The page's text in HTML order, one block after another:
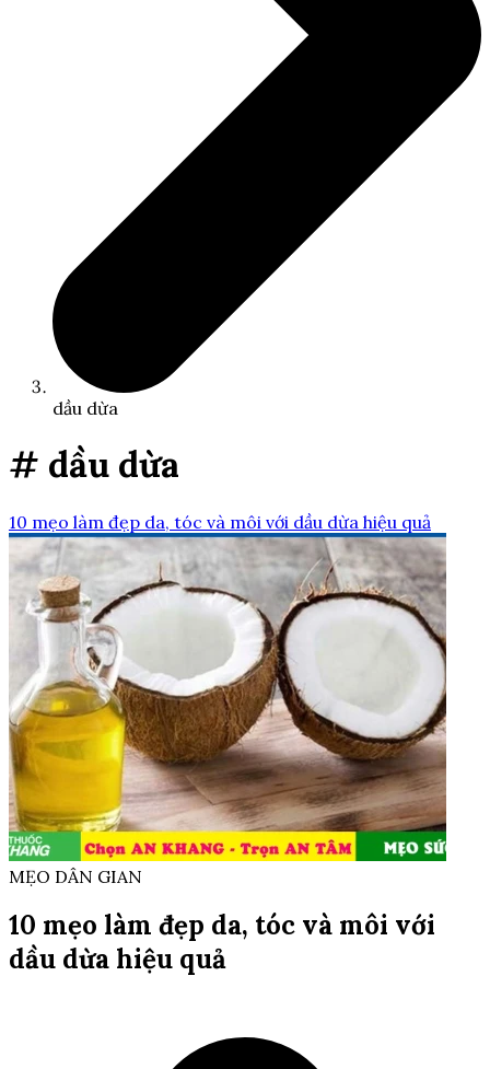
dầu dừa
# dầu dừa
10 mẹo làm đẹp da, tóc và môi với dầu dừa hiệu quả
MẸO DÂN GIAN
10 mẹo làm đẹp da, tóc và môi với
dầu dừa hiệu quả